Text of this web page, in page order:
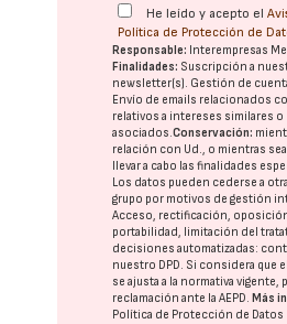
He leído y acepto el
Política de Protección de
Responsable: Interempresas
Finalidades: Suscripción a
newsletter(s). Gestión de
Envío de emails relacionados
relativos a intereses similares o
asociados.Conservación:
relación con Ud., o mientras
llevar a cabo las finalidades
Los datos pueden cederse a
grupo por motivos de gestión
Acceso, rectificación,
portabilidad, limitación del
decisiones automatizadas:
nuestro DPD. Si considera que
se ajusta a la normativa vigente,
reclamación ante laAEPD. Más
Política de Protección de Datos